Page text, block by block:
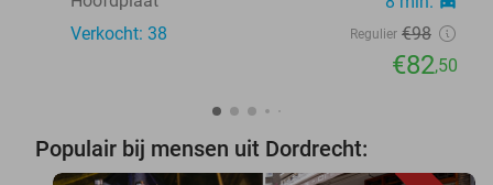
Verkocht: 38 Regulier €98
€82,50
Populair bij mensen uit Dordrecht: